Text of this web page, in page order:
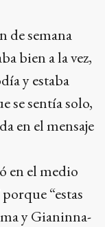
de semana
bien a la vez,
y estaba
se sentía solo,
en el mensaje
en el medio
“estas
y Gianinna-